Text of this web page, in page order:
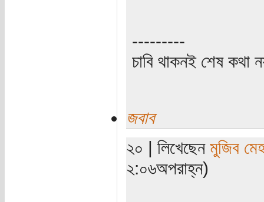
---------
চাবি থাকনই শেষ কথা
জবাব
২০ | লিখেছেন মুজিব
২:০৬অপরাহ্ন)